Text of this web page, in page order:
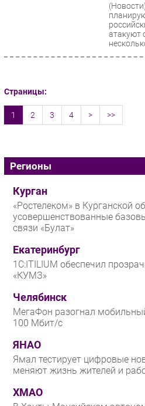
атакуют
Страницы:
1 2 3 4 > >>
Регионы
Курган
«Ростелеком» в Курганской
усовершенствованные
связи «Булат»
Екатеринбург
1С:ITILIUM обеспечил
«КУМЗ»
Челябинск
МегаФон разогнал
100 Мбит/с
ЯНАО
Ямал тестирует цифровые
меняют жизнь жителей и
ХМАО